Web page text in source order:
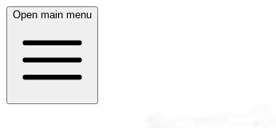
Open main menu